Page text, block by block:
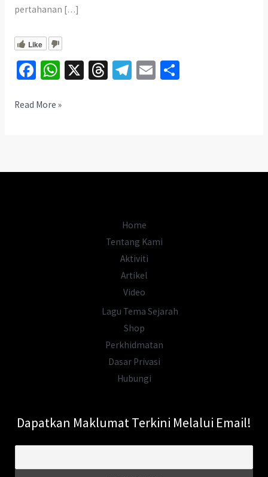
pertahanan […]
Like
Fa
b
k
W
at
p
X T Te E S
Misteri
Malawati
Read More »
Home
Tentang Kami
Aktiviti
Artikel
Video
Lagu Tema Sejarah
Shop
Perkhidmatan
Dasar Privasi
Hubungi
Dapatkan Maklumat Terkini Melalui Email!